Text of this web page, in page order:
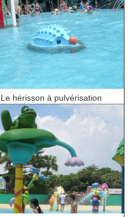
Le hérisson à pulvérisation